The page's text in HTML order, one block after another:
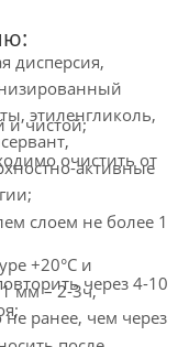
дисперсия,
этиленгликоль,
активные
+20°С и
мм – 2-3ч,
ранее, чем через
и чистой;
очистить от
слоем не более 1
через 4-10